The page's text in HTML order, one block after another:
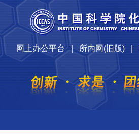
网上办公平台|所内网(旧版)|